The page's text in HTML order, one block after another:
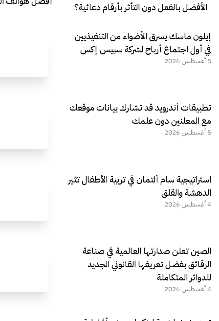
الأفضل بالفعل دون التأثر بأرقام دعائية؟
إيلون ماسك يسرق الأضواء من التنفيذيين
في أول اجتماع أرباح لشركة سبيس إكس
5 أغسطس 2026
تطبيقات أندرويد قد تشارك بيانات موقعك
مع المعلنين دون علمك
5 أغسطس 2026
استراتيجية سام ألتمان في تربية الأطفال تثير
الدهشة والقلق
4 أغسطس 2026
الصين تعلن صدارتها العالمية في صناعة
الرقائق بفضل تعريفها القانوني الجديد
للدوائر المتكاملة
4 أغسطس 2026